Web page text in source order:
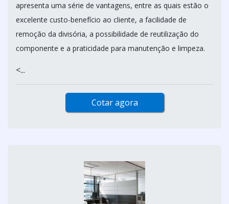
apresenta uma série de vantagens, entre as quais estão o
excelente custo-benefício ao cliente, a facilidade de
remoção da divisória, a possibilidade de reutilização do
componente e a praticidade para manutenção e limpeza.
<...
Cotar agora